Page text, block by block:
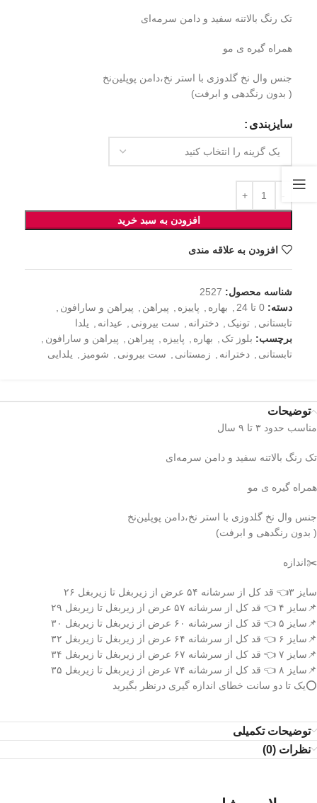
تک رنگ بالاتنه سفید و دامن سرمه‌ای
همراه گیره ی مو
جنس وال نخ گلدوزی با استر نخ،دامن پوپلین‌نخ
( بدون رنگدهی و ابرفت)
سایزبندی
افزودن به سبد خرید
افزودن به علاقه مندی
شناسه محصول: 2527
دسته: 0 تا 24 , بهاره , پاییزه , پیراهن , پیراهن و سارافون ,
تابستانی , تونیک , دخترانه , ست بیرونی , عیدانه , یلدا
برچسب: بلوز تک , بهاره , پاییزه , پیراهن , پیراهن و سارافون ,
تابستانی , دخترانه , زمستانی , ست بیرونی , شومیز , یلدایی
توضیحات
مناسب حدود ۳ تا ۹ سال
تک رنگ بالاتنه سفید و دامن سرمه‌ای
همراه گیره ی مو
جنس وال نخ گلدوزی با استر نخ،دامن پوپلین‌نخ
( بدون رنگدهی و ابرفت)
✂️اندازه
سایز ۳👈 قد کل از سرشانه ۵۴ عرض از زیربغل تا زیربغل ۲۶
📌سایز ۴ 👈 قد کل از سرشانه ۵۷ عرض از زیربغل تا زیربغل ۲۹
📌سایز ۵ 👈 قد کل از سرشانه ۶۰ عرض از زیربغل تا زیربغل ۳۰
📌سایز ۶ 👈 قد کل از سرشانه ۶۴ عرض از زیربغل تا زیربغل ۳۲
📌سایز ۷ 👈 قد کل از سرشانه ۶۷ عرض از زیربغل تا زیربغل ۳۴
📌سایز ۸ 👈 قد کل از سرشانه ۷۴ عرض از زیربغل تا زیربغل ۳۵
⭕️یک تا دو سانت خطای اندازه گیری درنظر بگیرید
توضیحات تکمیلی
نظرات (0)